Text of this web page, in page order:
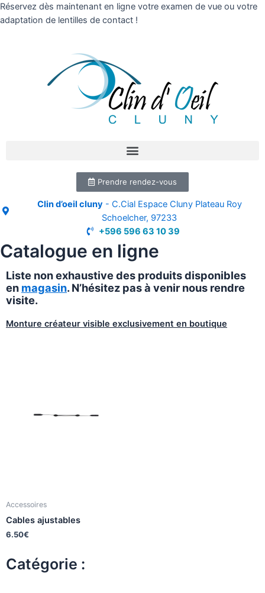
Réservez dès maintenant en ligne votre examen de vue ou votre
adaptation de lentilles de contact !
Prendre rendez-vous
Clin d’oeil cluny- C.Cial Espace Cluny Plateau Roy
Schoelcher, 97233
+596 596 63 10 39
Catalogue en ligne
Liste non exhaustive des produits disponibles
en magasin. N’hésitez pas à venir nous rendre
visite.
Monture créateur visible exclusivement en boutique
Accessoires
Cables ajustables
6.50€
Catégorie :